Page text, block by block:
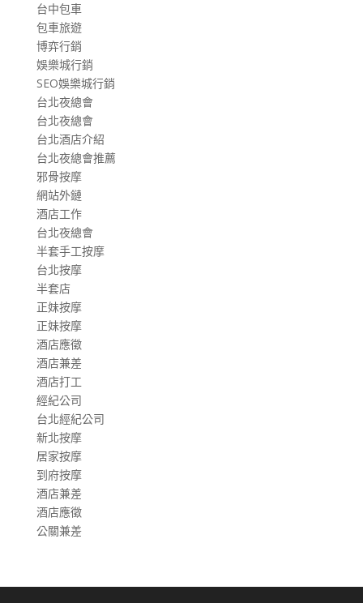
台中包車
包車旅遊
博弈行銷
娛樂城行銷
SEO娛樂城行銷
台北夜總會
台北夜總會
台北酒店介紹
台北夜總會推薦
邪骨按摩
網站外鏈
酒店工作
台北夜總會
半套手工按摩
台北按摩
半套店
正妹按摩
正妹按摩
酒店應徵
酒店兼差
酒店打工
經紀公司
台北經紀公司
新北按摩
居家按摩
到府按摩
酒店兼差
酒店應徵
公關兼差